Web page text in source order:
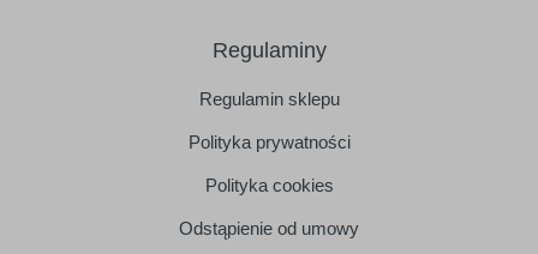
Regulaminy
Regulamin sklepu
Polityka prywatności
Polityka cookies
Odstąpienie od umowy